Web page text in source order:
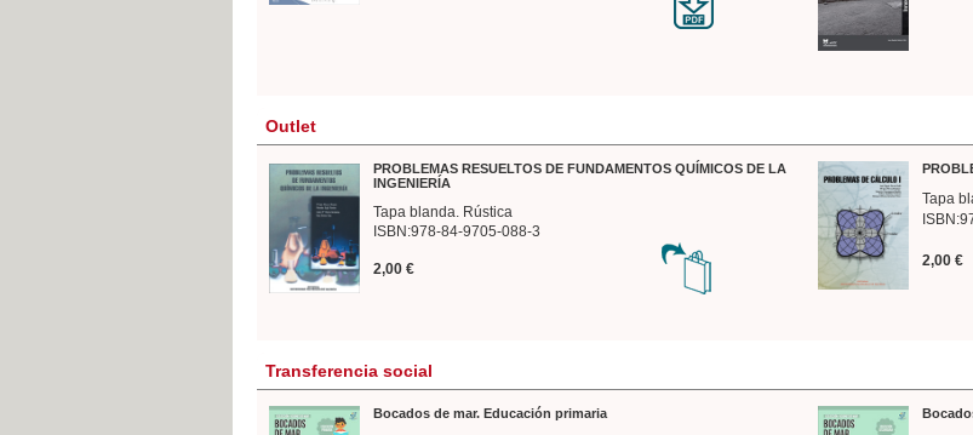
Outlet
PROBLEMAS RESUELTOS DE FUNDAMENTOS QUÍMICOS DE LA
INGENIERÍA
Tapa blanda. Rústica
ISBN:978-84-9705-088-3
2,00 €
Tapa
2,00 €
Transferencia social
Bocados de mar. Educación primaria